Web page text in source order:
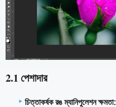
2.1 পেশাদার
চিত্তাকর্ষক রঙ ম্যানিপুলেশন ক্ষমতা: